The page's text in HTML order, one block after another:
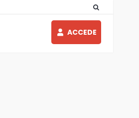
ACCEDE